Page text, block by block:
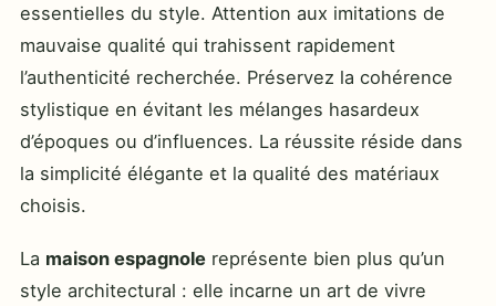
essentielles du style. Attention aux imitations de
mauvaise qualité qui trahissent rapidement
l’authenticité recherchée. Préservez la cohérence
stylistique en évitant les mélanges hasardeux
d’époques ou d’influences. La réussite réside dans
la simplicité élégante et la qualité des matériaux
choisis.
La maison espagnole représente bien plus qu’un
style architectural : elle incarne un art de vivre